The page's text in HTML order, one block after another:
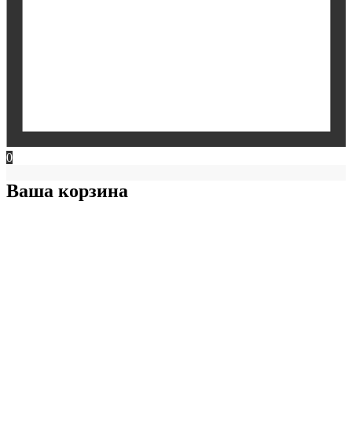
0
Ваша корзина